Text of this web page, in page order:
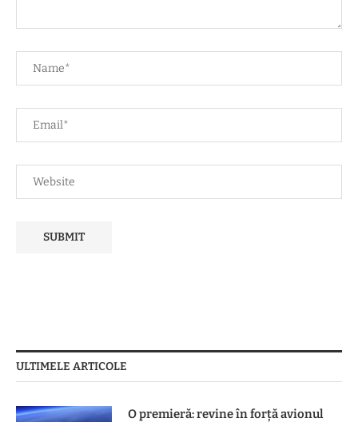
ULTIMELE ARTICOLE
O premieră: revine în forță avionul